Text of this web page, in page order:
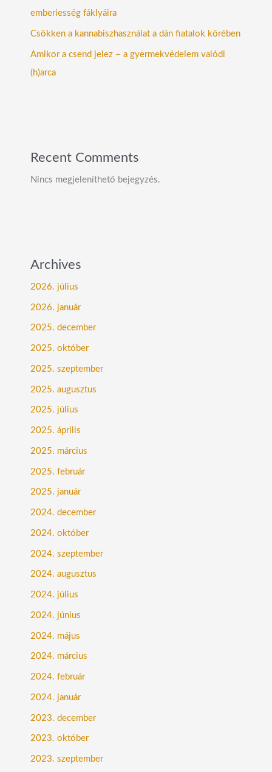
emberiesség fáklyáira
Csökken a kannabiszhasználat a dán fiatalok körében
Amikor a csend jelez – a gyermekvédelem valódi
(h)arca
Recent Comments
Nincs megjeleníthető bejegyzés.
Archives
2026. július
2026. január
2025. december
2025. október
2025. szeptember
2025. augusztus
2025. július
2025. április
2025. március
2025. február
2025. január
2024. december
2024. október
2024. szeptember
2024. augusztus
2024. július
2024. június
2024. május
2024. március
2024. február
2024. január
2023. december
2023. október
2023. szeptember